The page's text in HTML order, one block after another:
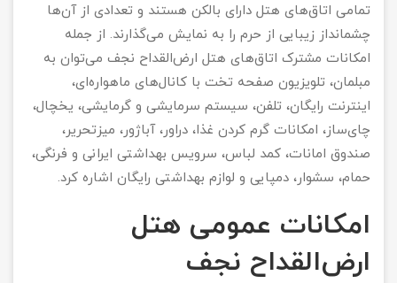
تمامی اتاق‌های هتل دارای بالکن هستند و تعدادی از آن‌ها
چشم‎انداز زیبایی از حرم را به نمایش می‌گذارند. از جمله
امکانات مشترک اتاق‌های هتل ارض‌القداح نجف می‌توان به
مبلمان، تلویزیون صفحه تخت با کانال‌های ماهواره‌ای،
اینترنت رایگان، تلفن، سیستم سرمایشی و گرمایشی، یخچال،
چای‌ساز، امکانات گرم کردن غذا، دراور، آباژور، میزتحریر،
صندوق امانات، کمد لباس، سرویس بهداشتی ایرانی و فرنگی،
حمام، سشوار، دمپایی و لوازم بهداشتی رایگان اشاره کرد.
امکانات عمومی هتل
ارض‌القداح نجف